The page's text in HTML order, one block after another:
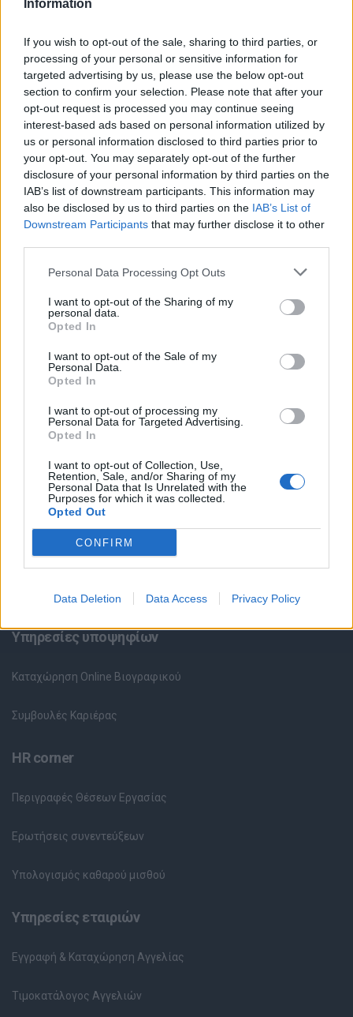
Information
If you wish to opt-out of the sale, sharing to third parties, or
processing of your personal or sensitive information for
targeted advertising by us, please use the below opt-out
section to confirm your selection. Please note that after your
opt-out request is processed you may continue seeing
interest-based ads based on personal information utilized by
us or personal information disclosed to third parties prior to
your opt-out. You may separately opt-out of the further
disclosure of your personal information by third parties on the
IAB’s list of downstream participants. This information may
also be disclosed by us to third parties on the IAB’s List of
Downstream Participants that may further disclose it to other
Personal Data Processing Opt Outs
I want to opt-out of the Sharing of my
personal data.
Opted In
I want to opt-out of the Sale of my
Personal Data.
Opted In
I want to opt-out of processing my
Personal Data for Targeted Advertising.
Opted In
I want to opt-out of Collection, Use,
Retention, Sale, and/or Sharing of my
Personal Data that Is Unrelated with the
Purposes for which it was collected.
Opted Out
CONFIRM
Data Deletion Data Access Privacy Policy
Αίτηση - Αποστολή Βιογραφικού
Σας ενδιαφέρει η θέση εργασίας; Εγγραφείτε για να στείλετε το
βιογραφικό σας στην εταιρεία.
Είσοδος
Θέσεις εργασίας
Όλες οι Θέσεις Εργασίας
Θέσεις Εργασίας ανά Ειδικότητα
Θέσεις Εργασίας ανά Εταιρεία
Κέντρο Βοήθειας
Υπηρεσίες υποψηφίων
Καταχώρηση Online Βιογραφικού
Συμβουλές Καριέρας
HR corner
Περιγραφές Θέσεων Εργασίας
Ερωτήσεις συνεντεύξεων
Υπολογισμός καθαρού μισθού
Υπηρεσίες εταιριών
Εγγραφή & Καταχώρηση Αγγελίας
Τιμοκατάλογος Αγγελιών